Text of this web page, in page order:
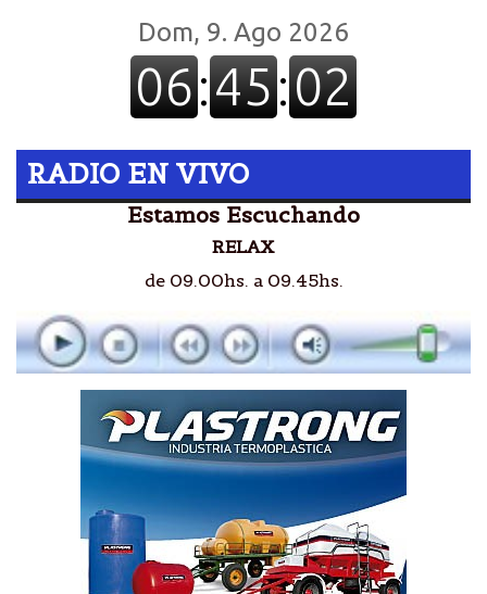
RADIO EN VIVO
Estamos Escuchando
RELAX
de 09.00hs. a 09.45hs.